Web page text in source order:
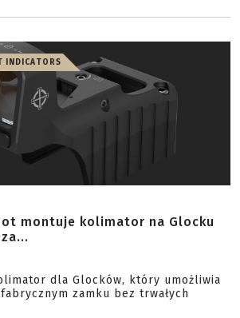
INDICATORS
montuje kolimator na Glocku
dla Glocków, który umożliwia
zamku bez trwałych